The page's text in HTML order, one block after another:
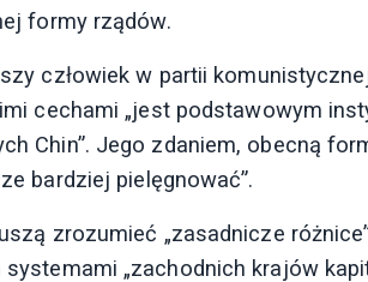
formy rządów.
człowiek w partii
cechami „jest podstawowym
Chin”. Jego zdaniem, obecną
bardziej pielęgnować”.
zrozumieć „zasadnicze
„zachodnich krajów